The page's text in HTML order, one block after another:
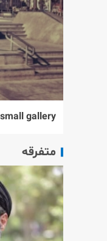
gallery
متفرقه